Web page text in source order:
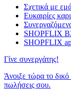
Σχετικά με
Ευκαιρίες
SHOPFLIX
SHOPFLIX
Γίνε συνεργάτης!
Άνοιξε τώρα το
πωλήσεις σου.